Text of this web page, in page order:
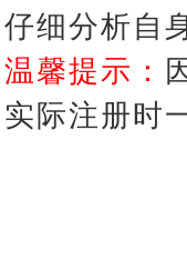
仔细分析自
温馨提示：
实际注册时